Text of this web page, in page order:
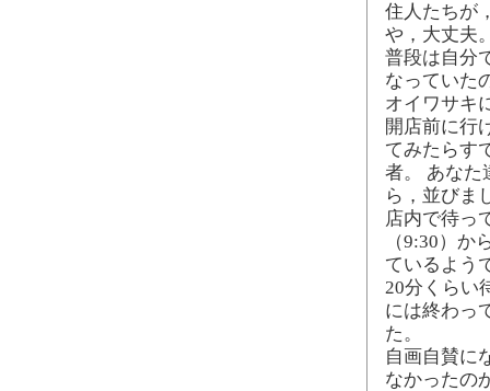
住人たちが
や，大丈夫
普段は自分
なっていた
オイワサキ
開店前に行
てみたらす
者。 あな
ら，並びま
店内で待っ
（9:30）
ているよう
20分くらい
には終わっ
た。
自画自賛に
なかったの